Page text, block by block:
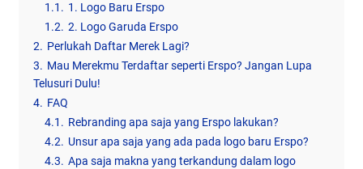
1.1. 1. Logo Baru Erspo
1.2. 2. Logo Garuda Erspo
2. Perlukah Daftar Merek Lagi?
3. Mau Merekmu Terdaftar seperti Erspo? Jangan Lupa
Telusuri Dulu!
4. FAQ
4.1. Rebranding apa saja yang Erspo lakukan?
4.2. Unsur apa saja yang ada pada logo baru Erspo?
4.3. Apa saja makna yang terkandung dalam logo